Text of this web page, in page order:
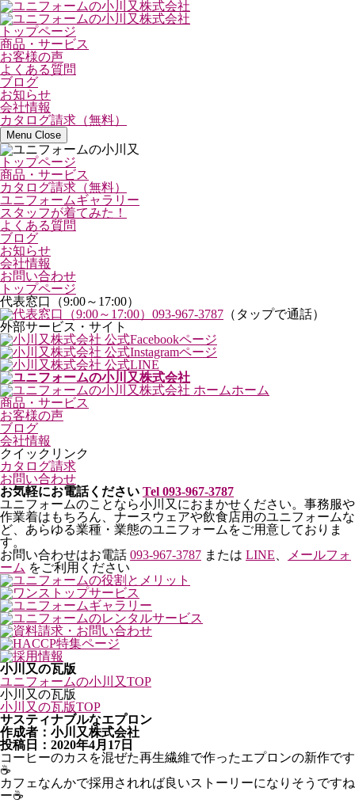
トップページ
商品・サービス
お客様の声
よくある質問
ブログ
お知らせ
会社情報
カタログ請求（無料）
Menu Close
トップページ
商品・サービス
カタログ請求（無料）
ユニフォームギャラリー
スタッフが着てみた！
よくある質問
ブログ
お知らせ
会社情報
お問い合わせ
トップページ
代表窓口（9:00～17:00）
093-967-3787 （タップで通話）
外部サービス・サイト
ホーム
商品・サービス
お客様の声
ブログ
会社情報
クイックリンク
カタログ請求
お問い合わせ
お気軽にお電話ください Tel 093-967-3787
ユニフォームのことなら小川又におまかせください。事務服や
作業着はもちろん、ナースウェアや飲食店用のユニフォームな
ど、あらゆる業種・業態のユニフォームをご用意しておりま
す。
お問い合わせはお電話 093-967-3787 または LINE
メールフォ
ーム をご利用ください
小川又の瓦版
ユニフォームの小川又TOP
小川又の瓦版
小川又の瓦版TOP
サスティナブルなエプロン
作成者：小川又株式会社
投稿日：2020年4月17日
コーヒーのカスを混ぜた再生繊維で作ったエプロンの新作です
☕️
カフェなんかで採用されれば良いストーリーになりそうですね
ー☕️